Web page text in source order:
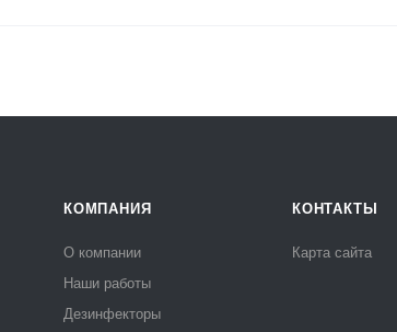
КОМПАНИЯ
О компании
Наши работы
Дезинфекторы
КОНТАКТЫ
Карта сайта